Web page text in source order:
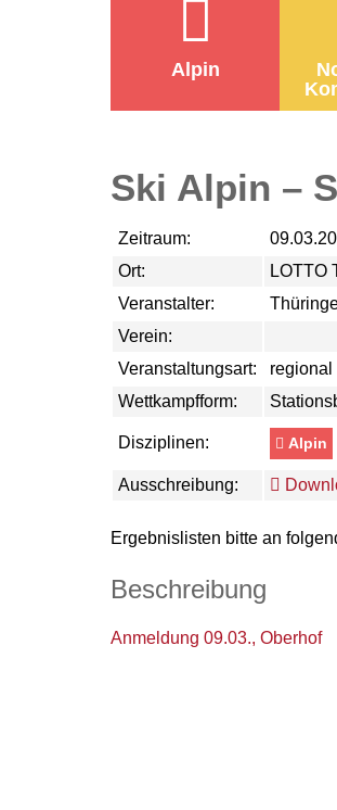
Alpin
Ski Alpin –
Zeitraum:
Ort:
LOTTO
Veranstalter:
Verein:
Veranstaltungsart:
regional
Wettkampfform:
Disziplinen: Alpin
Ausschreibung:
Ergebnislisten bitte an
Beschreibung
Anmeldung 09.03., Oberhof